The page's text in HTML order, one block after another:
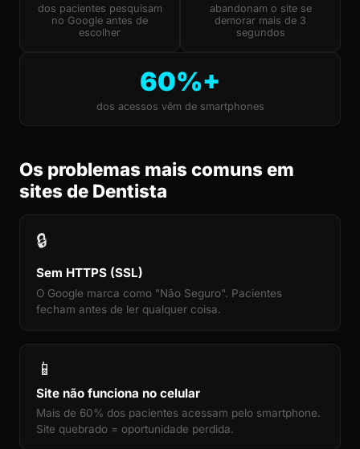
dos pacientes pesquisam
no Google antes de
escolher
abandonam o site se
demorar mais de 3
segundos
60%+
dos acessos vêm de smartphones
Os problemas mais comuns em
sites de Dentista
🔒
Sem HTTPS (SSL)
O Google marca como "Não Seguro". Pacientes
fecham antes de ler qualquer coisa.
📱
Site não funciona no celular
Mais de 60% dos pacientes acessam pelo smartphone.
Site quebrado = oportunidade perdida.